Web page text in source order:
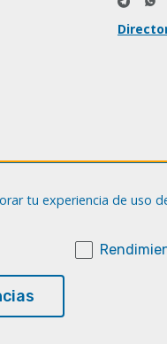
tu experiencia de uso